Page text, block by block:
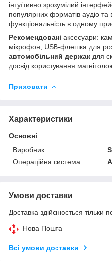
інтуїтивно зрозумілий
популярних форматів аудіо та
функціональність в одному
Рекомендовані аксесуари:
мікрофон, USB-флешка для
автомобільний держак для
досвід користування
Приховати
Характеристики
Основні
Виробник
Операційна система
Умови доставки
Доставка здійснюється тільки
Нова Пошта
Всі умови доставки